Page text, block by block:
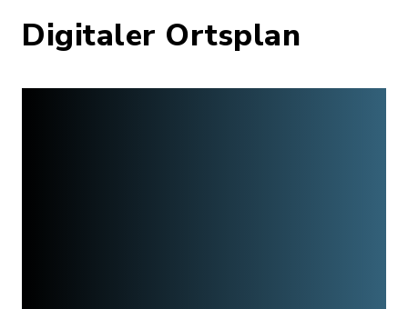
Digitaler Ortsplan